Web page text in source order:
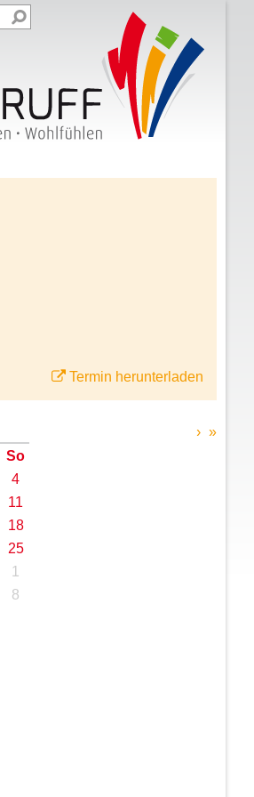
Termin herunterladen
So
4
11
18
25
1
8
› »